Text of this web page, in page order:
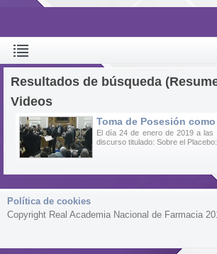
Resultados de búsqueda
Videos
Toma de Posesión
El día 24 de enero de 2019 a las
discurso titulado: Sobre el Placebo:
Política de cookies
Copyright Real Academia Nacional de Farmacia